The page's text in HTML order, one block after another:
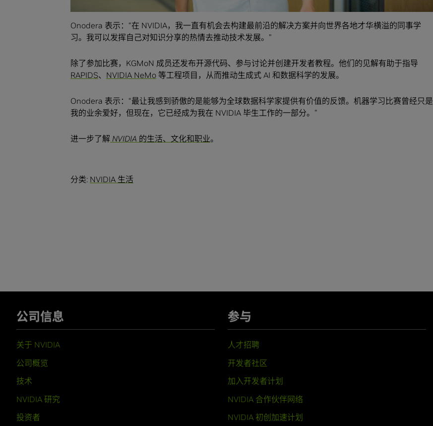
Onodera 表示：“在 NVIDIA，我一直有机会去构建最前沿的解决方案并向世界各地才华横溢的同事学
习。我可以发挥自己对知识分享的热情去推动技术发展。”
除了参加比赛，KGMoN 成员还发布开源代码、参与讨论并创建开发者教程。他们的见解有助于指导
RAPIDS、 NVIDIA NeMo 等工程项目，从而推动生成式 AI 和数据科学的发展。
Onodera 表示：“最让我感到骄傲的是能够为全球数据科学家提供有价值的反馈。机器学习比赛曾经只是
我的业余爱好，但现在，它已经成为我在 NVIDIA 毕生工作的一部分。”
进一步了解 NVIDIA 的生活、文化和职业。
分类: NVIDIA 生活
公司信息
关于 NVIDIA
公司概览
技术
NVIDIA 研究
投资者
参与
人才招聘
开发者社区
加入开发者计划
NVIDIA 合作伙伴网络
NVIDIA 初创加速计划